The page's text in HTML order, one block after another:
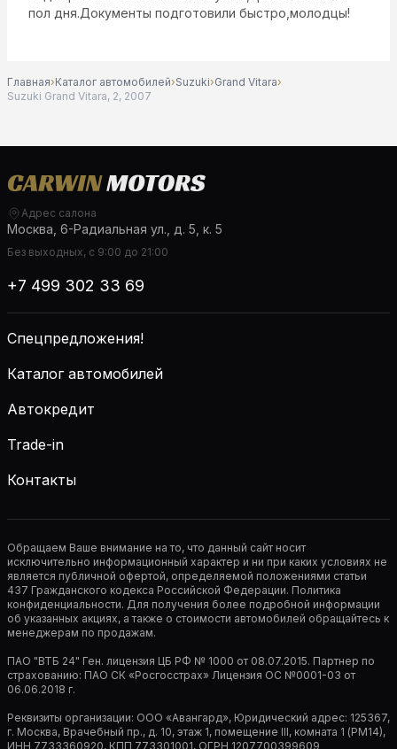
пол дня.Документы подготовили быстро,молодцы!
Главная›Каталог автомобилей›Suzuki›Grand Vitara›
Suzuki Grand Vitara, 2, 2007
Адрес салона
Москва, 6-Радиальная ул., д. 5, к. 5
Без выходных, с 9:00 до 21:00
+7 499 302 33 69
Спецпредложения!
Каталог автомобилей
Автокредит
Trade-in
Контакты
Обращаем Ваше внимание на то, что данный сайт носит
исключительно информационный характер и ни при каких условиях не
является публичной офертой, определяемой положениями статьи
437 Гражданского кодекса Российской Федерации. Политика
конфиденциальности. Для получения более подробной информации
об указанных акциях, а также о стоимости автомобилей обращайтесь к
менеджерам по продажам.
ПАО "ВТБ 24" Ген. лицензия ЦБ РФ № 1000 от 08.07.2015. Партнер по
страхованию: ПАО СК «Росгосстрах» Лицензия ОС №0001-03 от
06.06.2018 г.
Реквизиты организации: ООО «Авангард», Юридический адрес: 125367,
г. Москва, Врачебный пр., д. 10, этаж 1, помещение III, комната 1 (РМ14),
ИНН 7733360920, КПП 773301001, ОГРН 1207700399609